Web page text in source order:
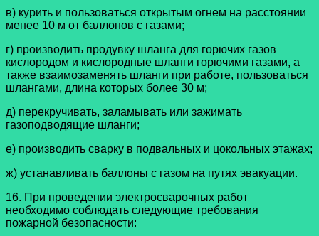
в) курить и пользоваться открытым огнем на расстоянии
менее 10 м от баллонов с газами;
г) производить продувку шланга для горючих газов
кислородом и кислородные шланги горючими газами, а
также взаимозаменять шланги при работе, пользоваться
шлангами, длина которых более 30 м;
д) перекручивать, заламывать или зажимать
газоподводящие шланги;
е) производить сварку в подвальных и цокольных этажах;
ж) устанавливать баллоны с газом на путях эвакуации.
16. При проведении электросварочных работ
необходимо соблюдать следующие требования
пожарной безопасности: